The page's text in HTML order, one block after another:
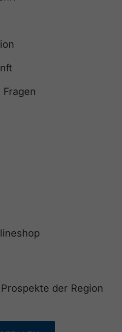
der Region